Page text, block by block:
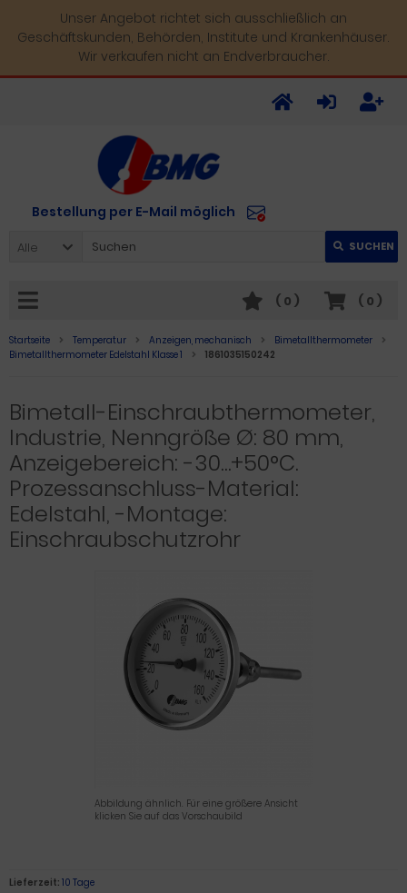
Unser Angebot richtet sich ausschließlich an
Geschäftskunden, Behörden, Institute und Krankenhäuser.
Wir verkaufen nicht an Endverbraucher.
Bestellung per E-Mail möglich
Alle SUCHEN
( 0 )
( 0 )
Startseite Temperatur Anzeigen, mechanisch
Bimetallthermometer
Bimetallthermometer Edelstahl Klasse 1
1861035150242
Bimetall-Einschraubthermometer,
Industrie, Nenngröße Ø: 80 mm,
Anzeigebereich: -30…+50°C.
Prozessanschluss-Material:
Edelstahl, -Montage:
Einschraubschutzrohr
Abbildung ähnlich. Für eine größere Ansicht
klicken Sie auf das Vorschaubild
Lieferzeit: 10 Tage